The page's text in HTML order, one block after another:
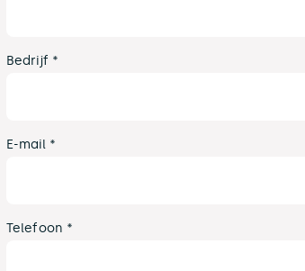
Bedrijf *
E-mail *
Telefoon *